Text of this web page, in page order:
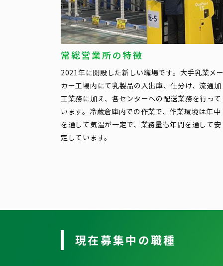
常総営業所の特徴
2021年に開設した新しい職場です。大手乳業メ
カー工場内にて乳製品の入出庫、仕分け、流通加
工業務に加え、各センターへの配送業務を行って
います。冷蔵倉庫内での作業で、作業環境は年中
を通して気温が一定で、業務量も年間を通して安
定しています。
現在募集中の職種